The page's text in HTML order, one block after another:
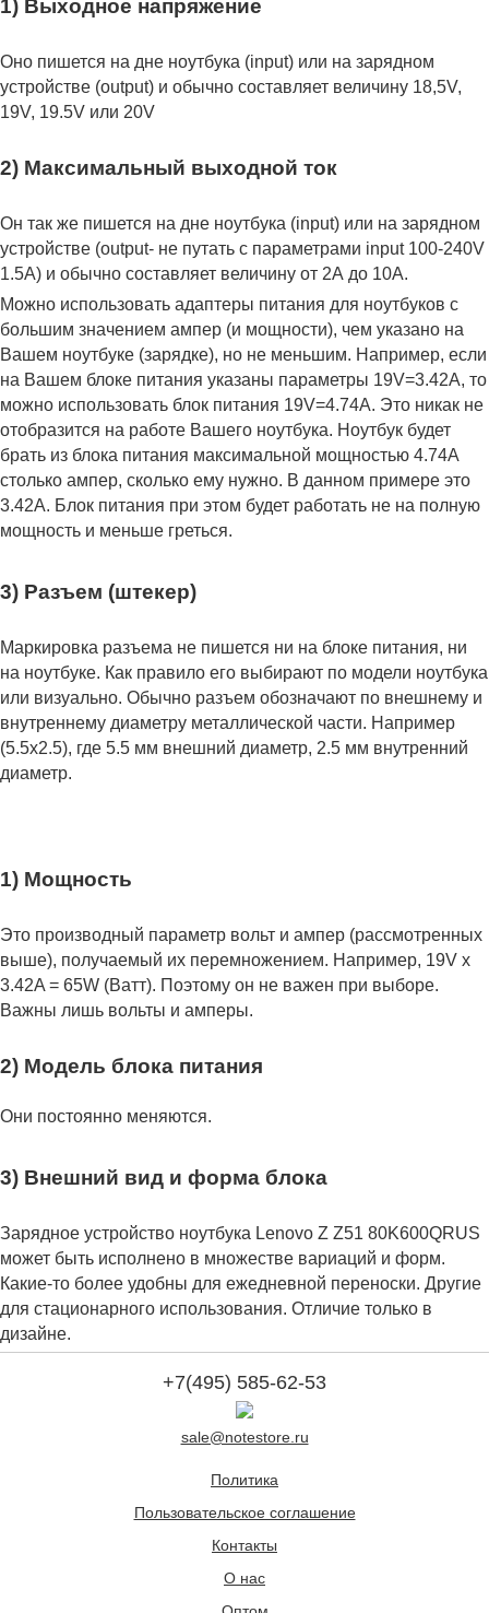
1) Выходное напряжение
Оно пишется на дне ноутбука (input) или на зарядном
устройстве (output) и обычно составляет величину 18,5V,
19V, 19.5V или 20V
2) Максимальный выходной ток
Он так же пишется на дне ноутбука (input) или на зарядном
устройстве (output- не путать с параметрами input 100-240V
1.5A) и обычно составляет величину от 2А до 10A.
Можно использовать адаптеры питания для ноутбуков с
большим значением ампер (и мощности), чем указано на
Вашем ноутбуке (зарядке), но не меньшим. Например, если
на Вашем блоке питания указаны параметры 19V=3.42A, то
можно использовать блок питания 19V=4.74A. Это никак не
отобразится на работе Вашего ноутбука. Ноутбук будет
брать из блока питания максимальной мощностью 4.74А
столько ампер, сколько ему нужно. В данном примере это
3.42А. Блок питания при этом будет работать не на полную
мощность и меньше греться.
3) Разъем (штекер)
Маркировка разъема не пишется ни на блоке питания, ни
на ноутбуке. Как правило его выбирают по модели ноутбука
или визуально. Обычно разъем обозначают по внешнему и
внутреннему диаметру металлической части. Например
(5.5x2.5), где 5.5 мм внешний диаметр, 2.5 мм внутренний
диаметр.
1) Мощность
Это производный параметр вольт и ампер (рассмотренных
выше), получаемый их перемножением. Например, 19V x
3.42A = 65W (Ватт). Поэтому он не важен при выборе.
Важны лишь вольты и амперы.
2) Модель блока питания
Они постоянно меняются.
3) Внешний вид и форма блока
Зарядное устройство ноутбука Lenovo Z Z51 80K600QRUS
может быть исполнено в множестве вариаций и форм.
Какие-то более удобны для ежедневной переноски. Другие
для стационарного использования. Отличие только в
дизайне.
+7(495) 585-62-53
sale@notestore.ru
Политика
Пользовательское соглашение
Контакты
О нас